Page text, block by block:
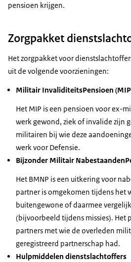
pensioen krijgen.
Zorgpakket
Het zorgpakket voor
uit de volgende voorzieningen:
Militair InvaliditeitsPensioen
Het MIP is een pensioen voor ex-
werk gewond, ziek of invalide zijn
militairen bij wie deze
werk voor Defensie.
Bijzonder Militair
Het BMNP is een uitkering voor
partner is omgekomen tijdens het
buitengewone of daarmee
(bijvoorbeeld tijdens missies). Het
partners met wie de overleden
geregistreerd partnerschap had.
Hulpmiddelen dienstslachtoffers